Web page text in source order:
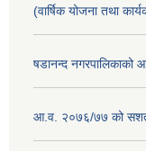
(वार्षिक योजना तथा
षडानन्द
आ.व. २०७६/७७ को